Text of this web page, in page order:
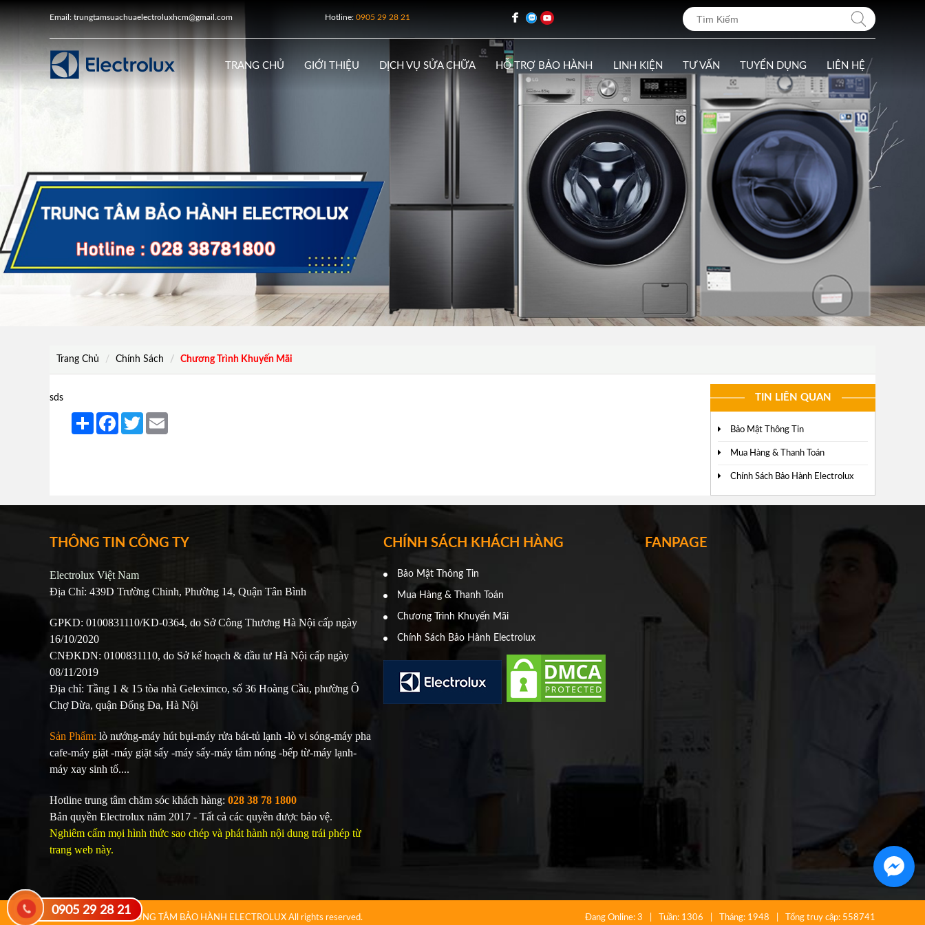
Email: trungtamsuachuaelectroluxhcm@gmail.com Hotline: 0905 29 28 21
TRANG CHỦ GIỚI THIỆU DỊCH VỤ SỬA CHỮA HỖ TRỢ BẢO HÀNH LINH KIỆN TƯ VẤN TUYỂN DỤNG LIÊN HỆ
Trang Chủ Chính Sách Chương Trình Khuyến Mãi
sds
Share FacebookTwitter
TIN LIÊN QUAN
Bảo Mật Thông Tin
Mua Hàng & Thanh Toán
Chính Sách Bảo Hành Electrolux
THÔNG TIN CÔNG TY
Electrolux Việt Nam
Địa Chỉ: 439D Trường Chinh, Phường 14, Quận Tân Bình
GPKD: 0100831110/KD-0364, do Sở Công Thương Hà Nội cấp ngày
16/10/2020
CNĐKDN: 0100831110, do Sở kế hoạch & đầu tư Hà Nội cấp ngày
08/11/2019
Địa chỉ: Tầng 1 & 15 tòa nhà Geleximco, số 36 Hoàng Cầu, phường Ô
Chợ Dừa, quận Đống Đa, Hà Nội
Sản Phẩm: lò nướng-máy hút bụi-máy rửa bát-tủ lạnh -lò vi sóng-máy pha
cafe-máy giặt -máy giặt sấy -máy sấy-máy tắm nóng -bếp từ-máy lạnh-
máy xay sinh tố....
Hotline trung tâm chăm sóc khách hàng: 028 38 78 1800
Bản quyền Electrolux năm 2017 - Tất cả các quyền được bảo vệ.
Nghiêm cấm mọi hình thức sao chép và phát hành nội dung trái phép từ
trang web này.
CHÍNH SÁCH KHÁCH HÀNG
Bảo Mật Thông Tin
Mua Hàng & Thanh Toán
Chương Trình Khuyến Mãi
Chính Sách Bảo Hành Electrolux
FANPAGE
TRUNG TÂM BẢO HÀNH ELECTROLUX All rights reserved. Đang Online: 3 Tuần: 1306 Tháng: 1948 Tổng truy cập: 558741
0905 29 28 21